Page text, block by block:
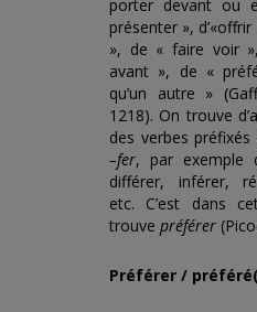
porter devant ou
présenter »,
», de « faire voir
avant », de «
qu’un autre »
1218). On trouve
des verbes
–fer, par exemple
différer, inférer,
etc. C’est dans
trouve préférer
Préférer /